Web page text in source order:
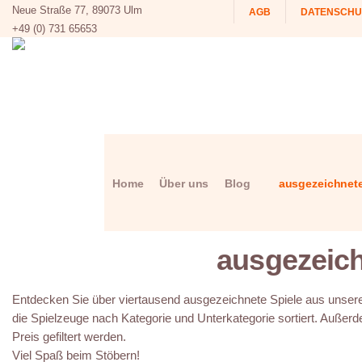
AGB
Neue Straße 77, 89073 Ulm
+49 (0) 731 65653
Home Über uns Blog
Entdecken Sie über viertausend ausgezeichnete Spiele aus
die Spielzeuge nach Kategorie und Unterkategorie sortiert.
Preis gefiltert werden.
Viel Spaß beim Stöbern!